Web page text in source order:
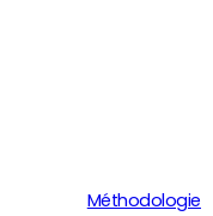
Méthodologie